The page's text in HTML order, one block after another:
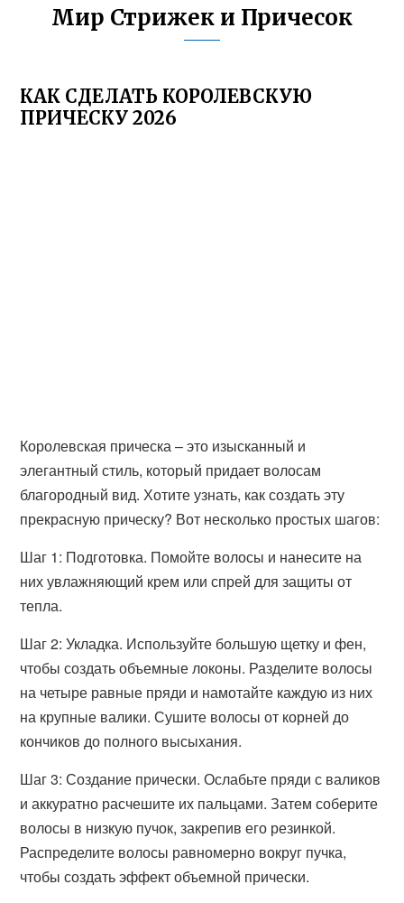
Мир Стрижек и Причесок
КАК СДЕЛАТЬ КОРОЛЕВСКУЮ
ПРИЧЕСКУ 2026
Королевская прическа – это изысканный и
элегантный стиль, который придает волосам
благородный вид. Хотите узнать, как создать эту
прекрасную прическу? Вот несколько простых шагов:
Шаг 1: Подготовка. Помойте волосы и нанесите на
них увлажняющий крем или спрей для защиты от
тепла.
Шаг 2: Укладка. Используйте большую щетку и фен,
чтобы создать объемные локоны. Разделите волосы
на четыре равные пряди и намотайте каждую из них
на крупные валики. Сушите волосы от корней до
кончиков до полного высыхания.
Шаг 3: Создание прически. Ослабьте пряди с валиков
и аккуратно расчешите их пальцами. Затем соберите
волосы в низкую пучок, закрепив его резинкой.
Распределите волосы равномерно вокруг пучка,
чтобы создать эффект объемной прически.